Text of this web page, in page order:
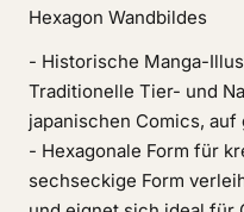
Hexagon Wandbildes
- Historische Manga-
Traditionelle Tier- und
japanischen Comics,
- Hexagonale Form für
sechseckige Form